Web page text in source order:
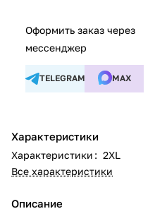
Оформить заказ через
мессенджер
TELEGRAM MAX
Характеристики
Характеристики : 2XL
Все характеристики
Описание